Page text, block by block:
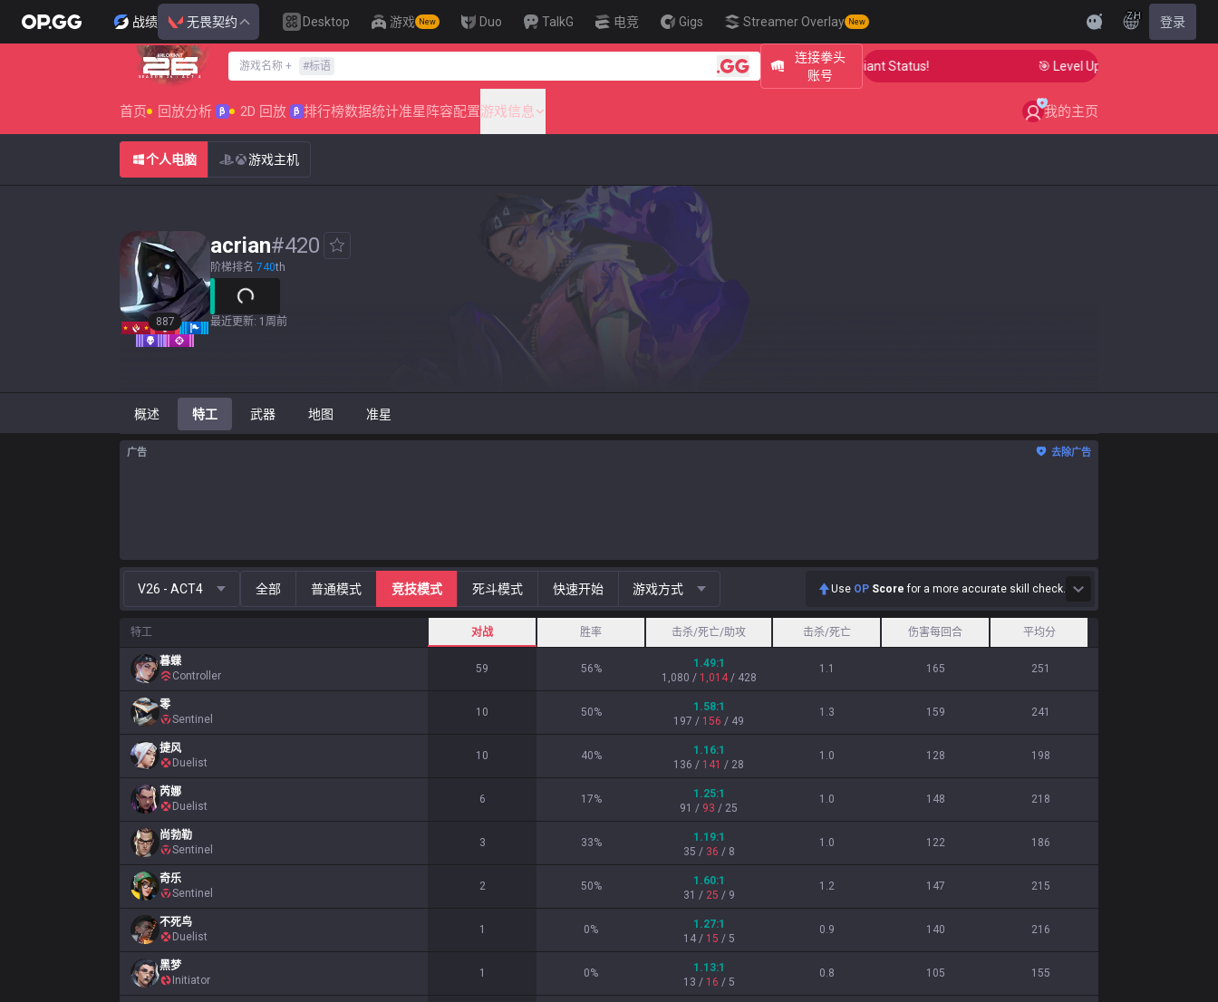
战绩 无畏契约 Desktop 游戏 New Duo TalkG 电竞 Gigs Streamer Overlay New
ZH 登录
SEASON 26 : ACT 4
游戏名称 + #标语
连接拳头
账号
🎯 Level Up Your Aim to Radiant Status! 🎯 Level Up Your Aim to Radiant
首页 回放分析 β 2D 回放 β 排行榜数据统计准星 阵容配置游戏信息 我的主页
个人电脑 游戏主机
887
acrian#420
阶梯排名 740th
最近更新: 1周前
概述 特工 武器 地图 准星
广告 去除广告
V26 - ACT4 全部 普通模式 竞技模式 死斗模式 快速开始 游戏方式 Use OP Score for a more accurate skill check.
特工 对战 胜率 击杀/死亡/助攻 击杀/死亡 伤害每回合 平均分
暮蝶
Controller
59 56% 1.49:1
1,080 / 1,014/ 428
1.1 165 251
零
Sentinel
10 50% 1.58:1
197 / 156 / 49
1.3 159 241
捷风
Duelist
10 40% 1.16:1
136 / 141 / 28
1.0 128 198
芮娜
Duelist
6 17% 1.25:1
91 / 93 / 25
1.0 148 218
尚勃勒
Sentinel
3 33% 1.19:1
35 / 36 / 8
1.0 122 186
奇乐
Sentinel
2 50% 1.60:1
31 / 25 / 9
1.2 147 215
不死鸟
Duelist
1 0% 1.27:1
14/ 15 / 5
0.9 140 216
黑梦
Initiator
1 0% 1.13:1
13 / 16 / 5
0.8 105 155